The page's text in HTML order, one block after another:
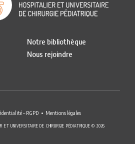
Notre bibliothèque
Nous rejoindre
– RGPD Mentions légales
ET UNIVERSITAIRE DE CHIRURGIE PÉDIATRIQUE © 2026